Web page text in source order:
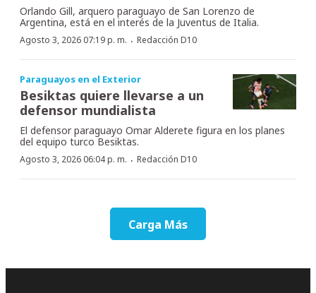
Orlando Gill, arquero paraguayo de San Lorenzo de
Argentina, está en el interés de la Juventus de Italia.
Agosto 3, 2026 07:19 p. m. · Redacción D10
Paraguayos en el Exterior
Besiktas quiere llevarse a un
defensor mundialista
El defensor paraguayo Omar Alderete figura en los planes
del equipo turco Besiktas.
Agosto 3, 2026 06:04 p. m. · Redacción D10
Carga Más